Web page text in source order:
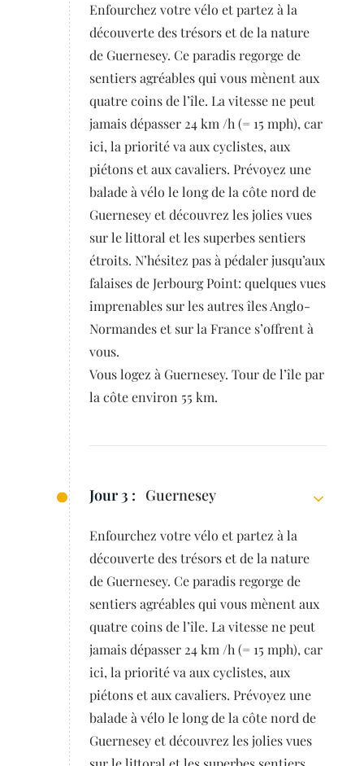
Enfourchez votre vélo et partez à la
découverte des trésors et de la nature
de Guernesey. Ce paradis regorge de
sentiers agréables qui vous mènent aux
quatre coins de l’île. La vitesse ne peut
jamais dépasser 24 km /h (= 15 mph), car
ici, la priorité va aux cyclistes, aux
piétons et aux cavaliers. Prévoyez une
balade à vélo le long de la côte nord de
Guernesey et découvrez les jolies vues
sur le littoral et les superbes sentiers
étroits. N’hésitez pas à pédaler jusqu’aux
falaises de Jerbourg Point: quelques vues
imprenables sur les autres îles Anglo-
Normandes et sur la France s’offrent à
vous.
Vous logez à Guernesey. Tour de l’île par
la côte environ 55 km.
Jour 3 : Guernesey
Enfourchez votre vélo et partez à la
découverte des trésors et de la nature
de Guernesey. Ce paradis regorge de
sentiers agréables qui vous mènent aux
quatre coins de l’île. La vitesse ne peut
jamais dépasser 24 km /h (= 15 mph), car
ici, la priorité va aux cyclistes, aux
piétons et aux cavaliers. Prévoyez une
balade à vélo le long de la côte nord de
Guernesey et découvrez les jolies vues